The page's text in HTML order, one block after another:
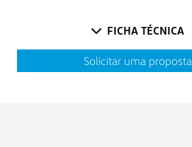
FICHA TÉCNICA
Solicitar uma proposta